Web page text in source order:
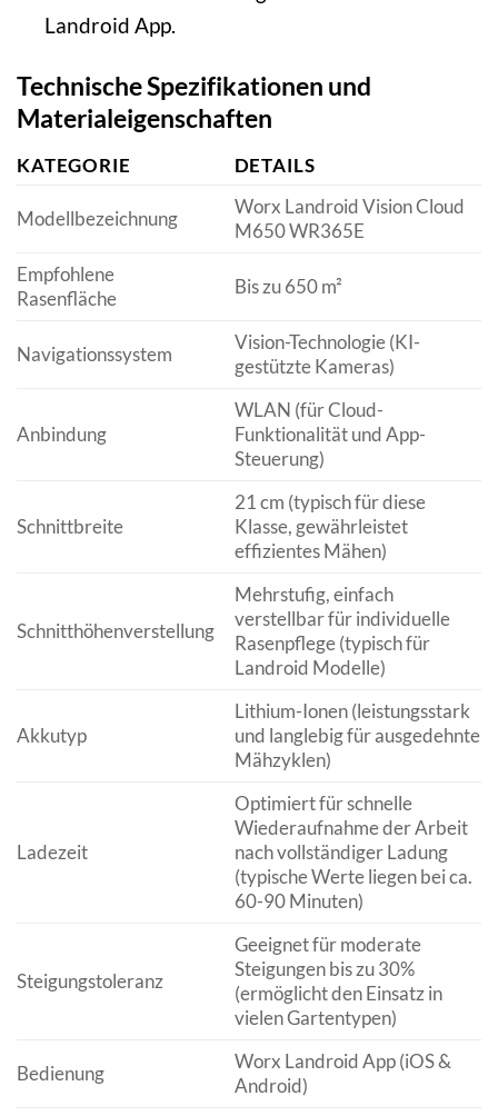
Landroid App.
Technische Spezifikationen und
Materialeigenschaften
KATEGORIE DETAILS
Modellbezeichnung
Worx Landroid Vision Cloud
M650 WR365E
Empfohlene
Rasenfläche
Bis zu 650 m²
Navigationssystem
Vision-Technologie (KI-
gestützte Kameras)
Anbindung
WLAN (für Cloud-
Funktionalität und App-
Steuerung)
Schnittbreite
21 cm (typisch für diese
Klasse, gewährleistet
effizientes Mähen)
Schnitthöhenverstellung
Mehrstufig, einfach
verstellbar für individuelle
Rasenpflege (typisch für
Landroid Modelle)
Akkutyp
Lithium-Ionen (leistungsstark
und langlebig für ausgedehnte
Mähzyklen)
Ladezeit
Optimiert für schnelle
Wiederaufnahme der Arbeit
nach vollständiger Ladung
(typische Werte liegen bei ca.
60-90 Minuten)
Steigungstoleranz
Geeignet für moderate
Steigungen bis zu 30%
(ermöglicht den Einsatz in
vielen Gartentypen)
Bedienung
Worx Landroid App (iOS &
Android)